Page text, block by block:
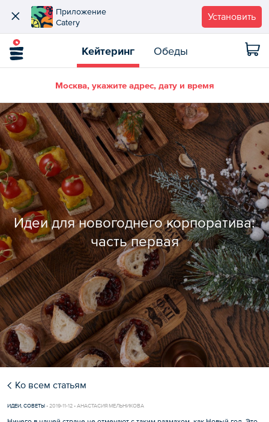
Приложение
Catery
Установить
Кейтеринг Обеды
Москва, укажите адрес, дату и время
Идеи для новогоднего корпоратива:
часть первая
Ко всем статьям
ИДЕИ, СОВЕТЫ • 2019-11-12 • АНАСТАСИЯ МЕЛЬНИКОВА